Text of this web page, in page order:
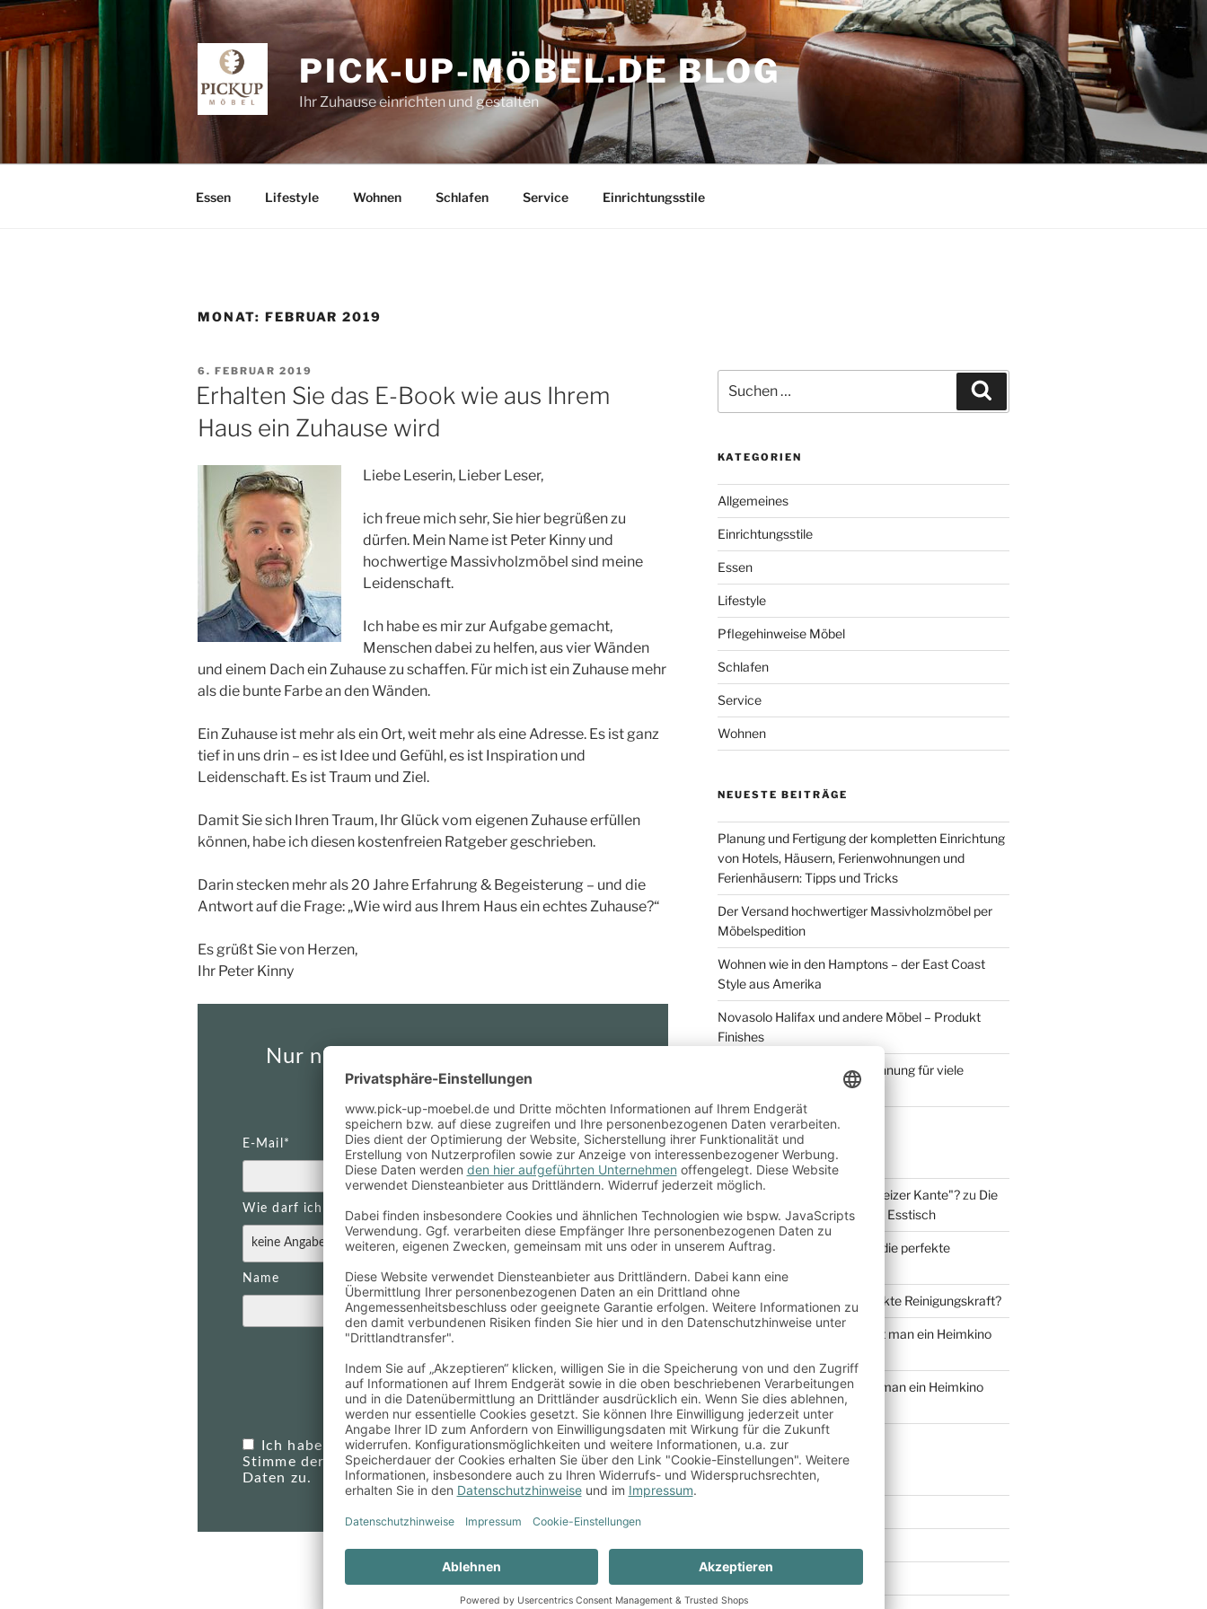
Zum
Inhalt
springen
PICK-UP-MÖBEL.DE BLOG
Ihr Zuhause einrichten und gestalten
Essen Lifestyle Wohnen Schlafen Service Einrichtungsstile
MONAT: FEBRUAR 2019
VERÖFFENTLICHT
AM
6. FEBRUAR 2019
Erhalten Sie das E-Book wie aus Ihrem
Haus ein Zuhause wird
Liebe Leserin, Lieber Leser,
ich freue mich sehr, Sie hier begrüßen zu
dürfen. Mein Name ist Peter Kinny und
hochwertige Massivholzmöbel sind meine
Leidenschaft.
Ich habe es mir zur Aufgabe gemacht,
Menschen dabei zu helfen, aus vier Wänden
und einem Dach ein Zuhause zu schaffen. Für mich ist ein Zuhause mehr
als die bunte Farbe an den Wänden.
Ein Zuhause ist mehr als ein Ort, weit mehr als eine Adresse. Es ist ganz
tief in uns drin – es ist Idee und Gefühl, es ist Inspiration und
Leidenschaft. Es ist Traum und Ziel.
Damit Sie sich Ihren Traum, Ihr Glück vom eigenen Zuhause erfüllen
können, habe ich diesen kostenfreien Ratgeber geschrieben.
Darin stecken mehr als 20 Jahre Erfahrung & Begeisterung – und die
Antwort auf die Frage: „Wie wird aus Ihrem Haus ein echtes Zuhause?“
Es grüßt Sie von Herzen,
Ihr Peter Kinny
Nur noch ein kleiner Schritt zum
Download!
E-Mail*
Wie darf ich Sie ansprechen?
Name
Jetzt Anmelden
Ich habe dieDatenschutzerklärunggelesen und
Stimme der Verwendung meiner personenbezogenen
Daten zu.
nach:
KATEGORIEN
Allgemeines
Einrichtungsstile
Essen
Lifestyle
Pflegehinweise Möbel
Schlafen
Service
Wohnen
NEUESTE BEITRÄGE
Planung und Fertigung der kompletten Einrichtung
von Hotels, Häusern, Ferienwohnungen und
Ferienhäusern: Tipps und Tricks
Der Versand hochwertiger Massivholzmöbel per
Möbelspedition
Wohnen wie in den Hamptons – der East Coast
Style aus Amerika
Novasolo Halifax und andere Möbel – Produkt
Finishes
Eiche massiv ist eine Bezeichnung für viele
unterschiedliche Holzarten
NEUESTE KOMMENTARE
Was ist eigentlich eine "schweizer Kante"?zu Die
Baumkante beim Massivholz Esstisch
Peter Kinny
Wie finde ich die perfekte
Idazu Wie finde ich die perfekte Reinigungskraft?
Wie bekommt man ein Heimkino
Michael P.zuWie bekommt man ein Heimkino
zuhause?
ARCHIV
Juli 2022